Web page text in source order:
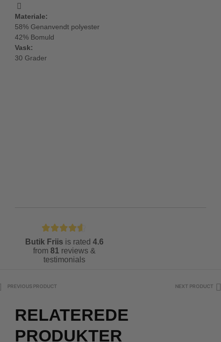
Materiale:
58% Genanvendt polyester
42% Bomuld
Vask:
30 Grader
Butik Friis is rated 4.6
from 81 reviews &
testimonials
PREVIOUS PRODUCT NEXT PRODUCT
RELATEREDE
PRODUKTER